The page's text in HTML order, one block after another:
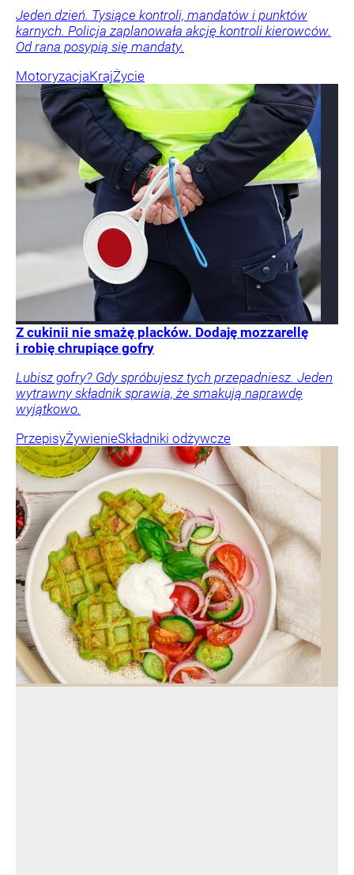
Jeden dzień. Tysiące kontroli, mandatów i punktów
karnych. Policja zaplanowała akcję kontroli kierowców.
Od rana posypią się mandaty.
MotoryzacjaKrajŻycie
Z cukinii nie smażę placków. Dodaję mozzarellę
i robię chrupiące gofry
Lubisz gofry? Gdy spróbujesz tych przepadniesz. Jeden
wytrawny składnik sprawia, że smakują naprawdę
wyjątkowo.
PrzepisyŻywienieSkładniki odżywcze